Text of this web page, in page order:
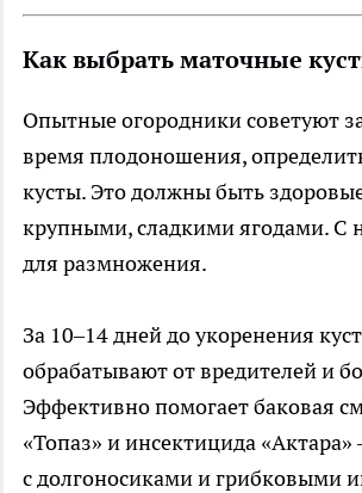
Как выбрать маточные
Опытные огородники советуют
время плодоношения,
кусты. Это должны быть
крупными, сладкими ягодами. С
для размножения.
За 10–14 дней до укоренения
обрабатывают от вредителей и
Эффективно помогает баковая
«Топаз» и инсектицида
с долгоносиками и грибковыми